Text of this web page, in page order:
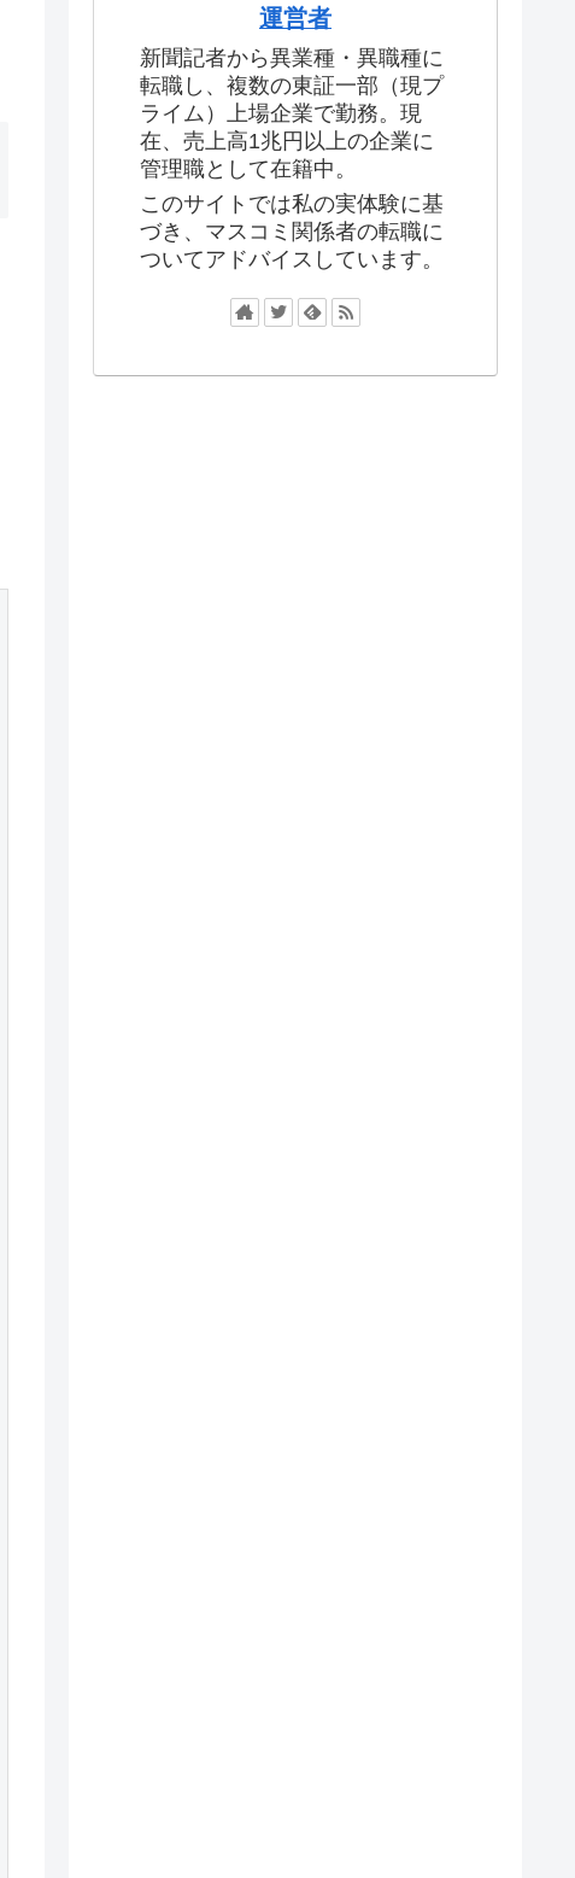
運営者
新聞記者から異業種・異職種に
転職し、複数の東証一部（現プ
ライム）上場企業で勤務。現
在、売上高1兆円以上の企業に
管理職として在籍中。
このサイトでは私の実体験に基
づき、マスコミ関係者の転職に
ついてアドバイスしています。